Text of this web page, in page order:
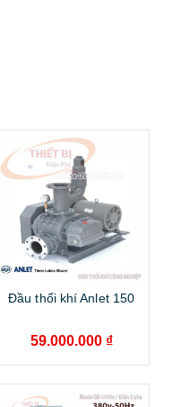
Đầu thổi khí Anlet 150
59.000.000 ₫